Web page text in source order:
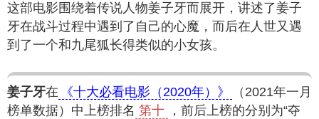
这部电影围绕着传说人物姜子牙而展开，讲述了姜子
牙在战斗过程中遇到了自己的心魔，而后在人世又遇
到了一个和九尾狐长得类似的小女孩。
姜子牙在 《十大必看电影（2020年）》
（2021年一月
榜单数据）中上榜排名 第十
，前后上榜的分别为“夺